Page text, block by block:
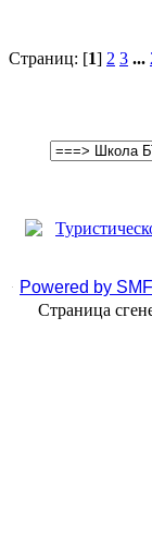
Страниц: [1] 2 3 ...
Powered by
Страница